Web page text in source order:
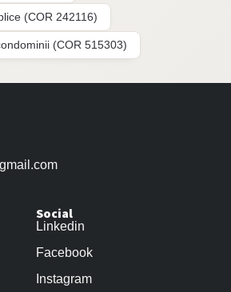
(COR 242116)
(COR 515303)
Social
Linkedin
Facebook
Instagram